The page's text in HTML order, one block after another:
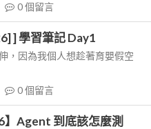
0個留言
] 學習筆記 Day1
，因為我個人想趁著育嬰假空
0個留言
】Agent 到底該怎麼測